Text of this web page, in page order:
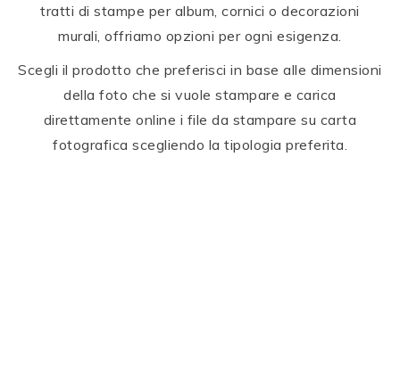
tratti di stampe per album, cornici o decorazioni
murali, offriamo opzioni per ogni esigenza.
Scegli il prodotto che preferisci in base alle dimensioni
della foto che si vuole stampare e carica
direttamente online i file da stampare su carta
fotografica scegliendo la tipologia preferita.